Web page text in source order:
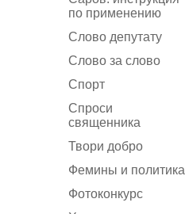
по применению
Слово депутату
Слово за слово
Спорт
Спроси
священника
Твори добро
Фемины и политика
Фотоконкурс